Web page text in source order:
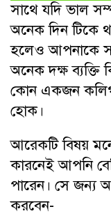
সাথে যদি ভাল
অনেক দিন টিকে
হলেও আপনাকে
অনেক দক্ষ ব্যক্তি
কোন একজন কলিগ
হোক।
আরেকটি বিষয়
কারনেই আপনি
পারেন। সে জন্য
করবেন-